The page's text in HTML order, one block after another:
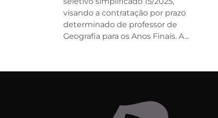
visando a contratação por prazo
determinado de professor de
Geografia para os Anos Finais. A...